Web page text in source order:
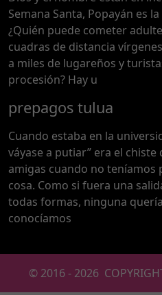
Semana Santa, Popayán es
¿Quién puede cometer
cuadras de distancia
a miles de lugareños y
procesión? Hay u
prepagos tulua
Cuando estaba en la
váyase a putiar” era el
amigas cuando no teníamos
cosa. Como si fuera una
todas formas, ninguna
conocíamos
© 2016 - 2026